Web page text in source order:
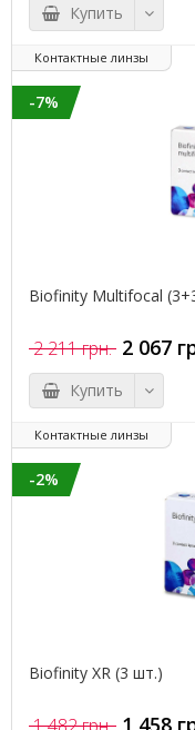
Купить
Контактные линзы
-7%
Biofinity Multifocal
2 211 грн. 2 067
Купить
Контактные линзы
-2%
Biofinity XR (3 шт.)
1 458